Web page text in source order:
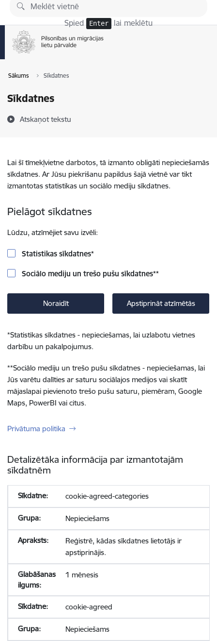
Pāriet uz lapas saturu
Spied Enter lai meklētu
Sākums Sīkdatnes
Sīkdatnes
Atskaņot tekstu
Lai šī tīmekļvietne darbotos, tā izmanto obligāti nepieciešamās
sīkdatnes. Ar Jūsu piekrišanu papildus šajā vietnē var tikt
izmantotas statistikas un sociālo mediju sīkdatnes.
Pielāgot sīkdatnes
Lūdzu, atzīmējiet savu izvēli:
Statistikas sīkdatnes*
Sociālo mediju un trešo pušu sīkdatnes**
Noraidīt Apstiprināt atzīmētās
*Statistikas sīkdatnes - nepieciešamas, lai uzlabotu vietnes
darbību un pakalpojumus.
**Sociālo mediju un trešo pušu sīkdatnes - nepieciešamas, lai
Jūs varētu dalīties ar saturu sociālajos medijos vai skatīt
mājaslapai pievienoto trešo pušu saturu, piemēram, Google
Maps, PowerBI vai citus.
Privātuma politika
Detalizētāka informācija par izmantotajām
sīkdatnēm
cookie-agreed-categories
Nepieciešams
Reģistrē, kādas sīkdatnes lietotājs ir
apstiprinājis.
1 mēnesis
cookie-agreed
Nepieciešams